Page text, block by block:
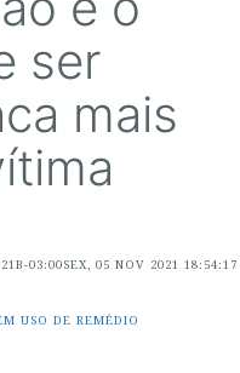
ser
mais
03:00SEX, 05 NOV 2021
USO DE REMÉDIO